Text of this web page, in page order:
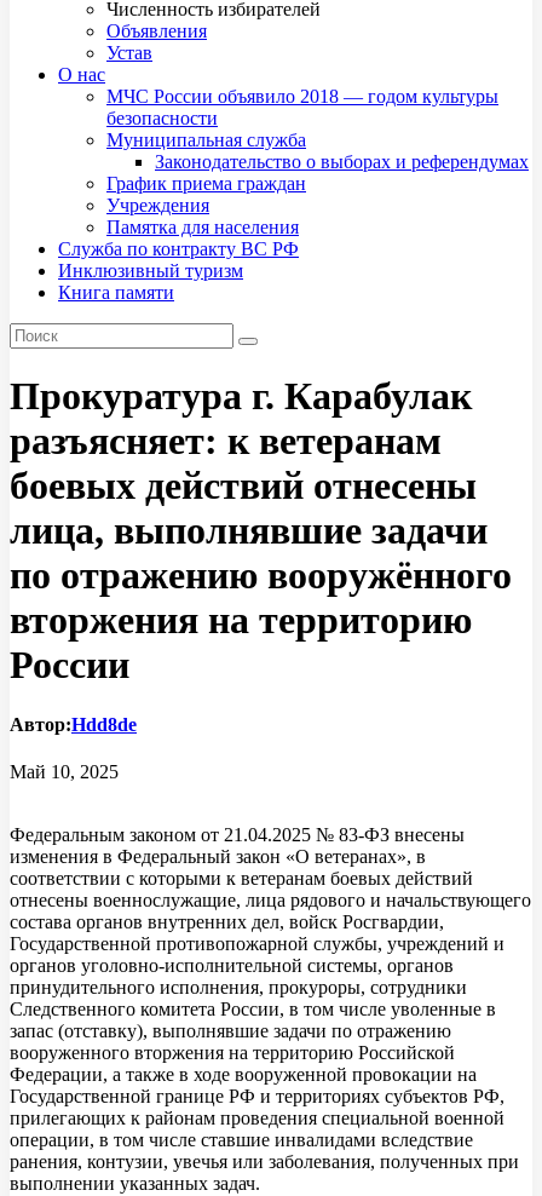
Численность избирателей
Объявления
Устав
О нас
МЧС России объявило 2018 — годом культуры
безопасности
Муниципальная служба
Законодательство о выборах и референдумах
График приема граждан
Учреждения
Памятка для населения
Служба по контракту ВС РФ
Инклюзивный туризм
Книга памяти
Прокуратура г. Карабулак
разъясняет: к ветеранам
боевых действий отнесены
лица, выполнявшие задачи
по отражению вооружённого
вторжения на территорию
России
Автор:Hdd8de
Май 10, 2025
Федеральным законом от 21.04.2025 № 83-ФЗ внесены
изменения в Федеральный закон «О ветеранах», в
соответствии с которыми к ветеранам боевых действий
отнесены военнослужащие, лица рядового и начальствующего
состава органов внутренних дел, войск Росгвардии,
Государственной противопожарной службы, учреждений и
органов уголовно-исполнительной системы, органов
принудительного исполнения, прокуроры, сотрудники
Следственного комитета России, в том числе уволенные в
запас (отставку), выполнявшие задачи по отражению
вооруженного вторжения на территорию Российской
Федерации, а также в ходе вооруженной провокации на
Государственной границе РФ и территориях субъектов РФ,
прилегающих к районам проведения специальной военной
операции, в том числе ставшие инвалидами вследствие
ранения, контузии, увечья или заболевания, полученных при
выполнении указанных задач.